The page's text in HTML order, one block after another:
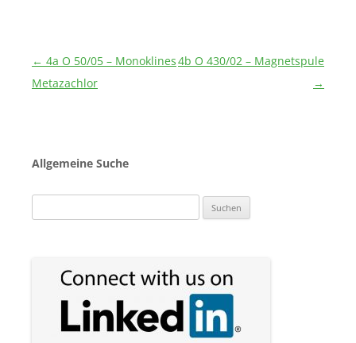
Beitragsnavigation
← 4a O 50/05 – Monoklines
Metazachlor
4b O 430/02 – Magnetspule
→
Allgemeine Suche
nach: